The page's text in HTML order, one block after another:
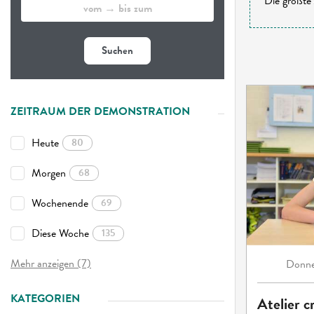
Suchen
ZEITRAUM DER DEMONSTRATION
Heute
80
Morgen 68
Wochenende 69
Diese Woche 135
Mehr anzeigen (7)
KATEGORIEN
Atelier